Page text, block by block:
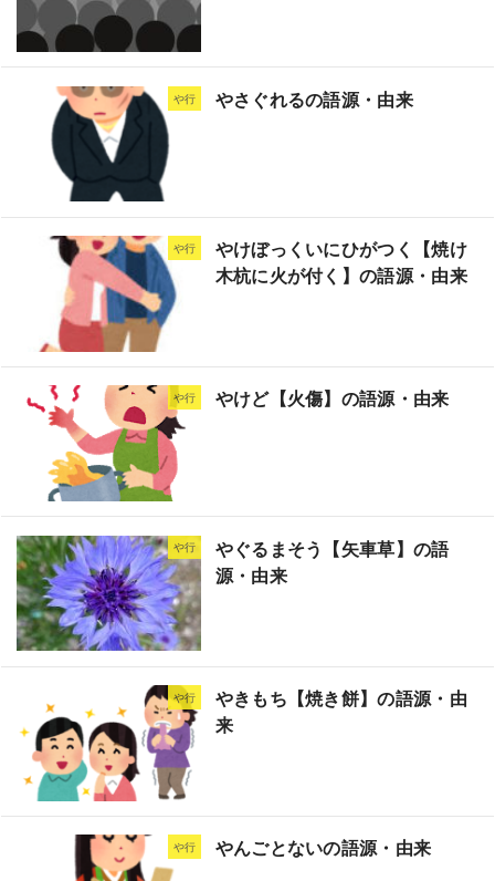
や行 やさぐれるの語源・由来
や行
やけぼっくいにひがつく【焼け
木杭に火が付く】の語源・由来
や行 やけど【火傷】の語源・由来
や行
やぐるまそう【矢車草】の語
源・由来
や行
やきもち【焼き餅】の語源・由
来
や行 やんごとないの語源・由来